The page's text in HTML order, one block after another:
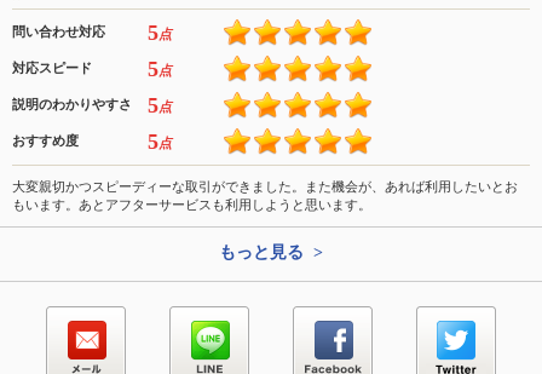
問い合わせ対応 5点
対応スピード 5点
説明のわかりやすさ 5点
おすすめ度 5点
大変親切かつスピーディーな取引ができました。また機会が、あれば利用したいとお
もいます。あとアフターサービスも利用しようと思います。
もっと見る >